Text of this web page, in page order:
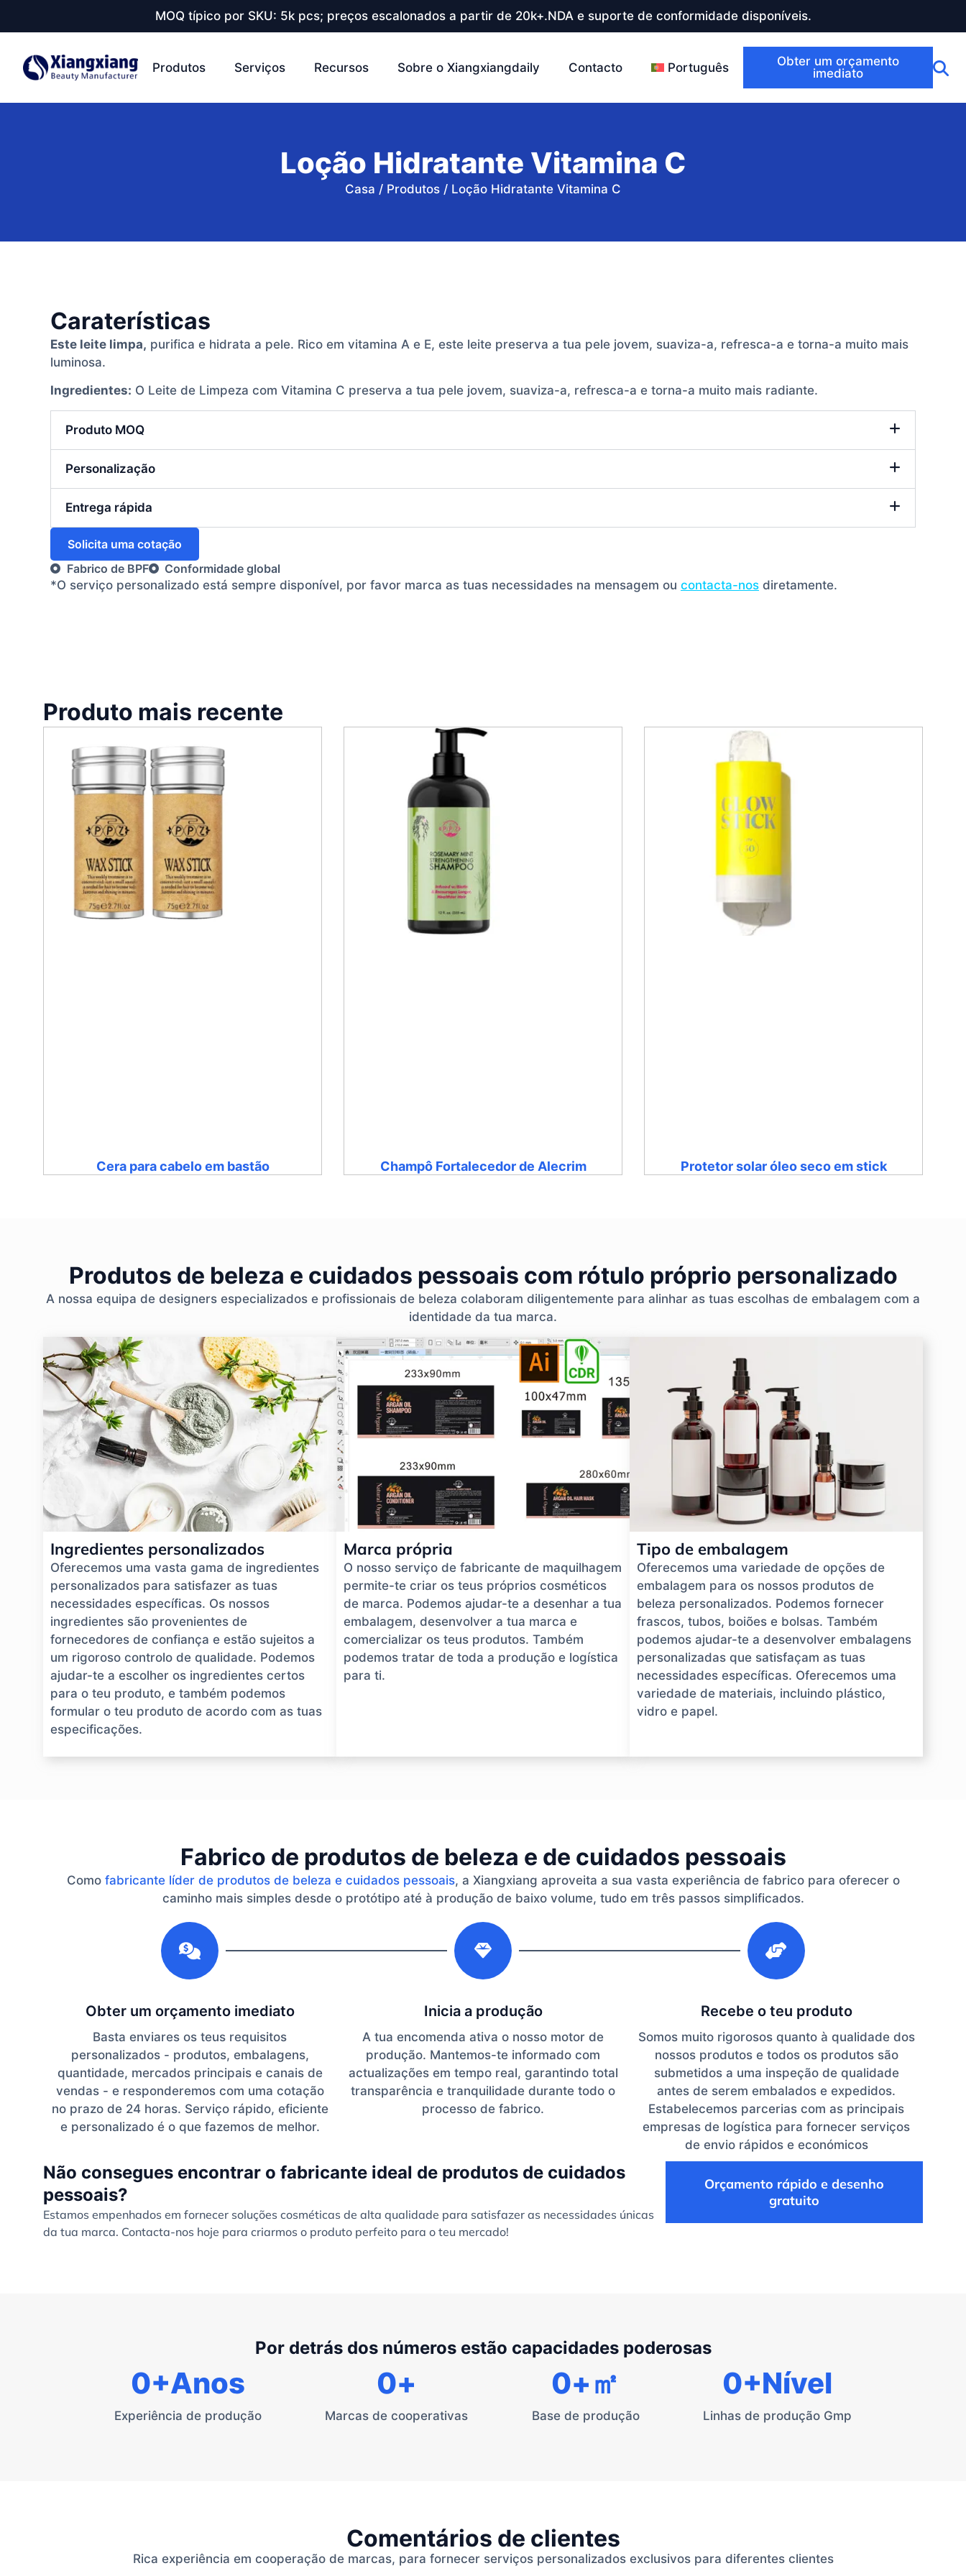
MOQ típico por SKU: 5k pcs; preços escalonados a partir de 20k+.NDA e suporte de conformidade disponíveis.
Produtos Serviços Recursos Sobre o Xiangxiangdaily Contacto Português
Obter um orçamento
imediato
Loção Hidratante Vitamina C
Casa / Produtos / Loção Hidratante Vitamina C
Caraterísticas
Este leite limpa, purifica e hidrata a pele. Rico em vitamina A e E, este leite preserva a tua pele jovem, suaviza-a, refresca-a e torna-a muito mais
luminosa.
Ingredientes: O Leite de Limpeza com Vitamina C preserva a tua pele jovem, suaviza-a, refresca-a e torna-a muito mais radiante.
Produto MOQ
Personalização
Entrega rápida
Solicita uma cotação
Fabrico de BPF
Conformidade global
*O serviço personalizado está sempre disponível, por favor marca as tuas necessidades na mensagem ou contacta-nos diretamente.
Produto mais recente
Cera para cabelo em bastão Champô Fortalecedor de Alecrim Protetor solar óleo seco em stick
Produtos de beleza e cuidados pessoais com rótulo próprio personalizado
A nossa equipa de designers especializados e profissionais de beleza colaboram diligentemente para alinhar as tuas escolhas de embalagem com a
identidade da tua marca.
Ingredientes personalizados
Oferecemos uma vasta gama de ingredientes
personalizados para satisfazer as tuas
necessidades específicas. Os nossos
ingredientes são provenientes de
fornecedores de confiança e estão sujeitos a
um rigoroso controlo de qualidade. Podemos
ajudar-te a escolher os ingredientes certos
para o teu produto, e também podemos
formular o teu produto de acordo com as tuas
especificações.
Marca própria
O nosso serviço de fabricante de maquilhagem
permite-te criar os teus próprios cosméticos
de marca. Podemos ajudar-te a desenhar a tua
embalagem, desenvolver a tua marca e
comercializar os teus produtos. Também
podemos tratar de toda a produção e logística
para ti.
Tipo de embalagem
Oferecemos uma variedade de opções de
embalagem para os nossos produtos de
beleza personalizados. Podemos fornecer
frascos, tubos, boiões e bolsas. Também
podemos ajudar-te a desenvolver embalagens
personalizadas que satisfaçam as tuas
necessidades específicas. Oferecemos uma
variedade de materiais, incluindo plástico,
vidro e papel.
Fabrico de produtos de beleza e de cuidados pessoais
Como fabricante líder de produtos de beleza e cuidados pessoais, a Xiangxiang aproveita a sua vasta experiência de fabrico para oferecer o
caminho mais simples desde o protótipo até à produção de baixo volume, tudo em três passos simplificados.
Obter um orçamento imediato
Basta enviares os teus requisitos
personalizados - produtos, embalagens,
quantidade, mercados principais e canais de
vendas - e responderemos com uma cotação
no prazo de 24 horas. Serviço rápido, eficiente
e personalizado é o que fazemos de melhor.
Inicia a produção
A tua encomenda ativa o nosso motor de
produção. Mantemos-te informado com
actualizações em tempo real, garantindo total
transparência e tranquilidade durante todo o
processo de fabrico.
Recebe o teu produto
Somos muito rigorosos quanto à qualidade dos
nossos produtos e todos os produtos são
submetidos a uma inspeção de qualidade
antes de serem embalados e expedidos.
Estabelecemos parcerias com as principais
empresas de logística para fornecer serviços
de envio rápidos e económicos
Não consegues encontrar o fabricante ideal de produtos de cuidados
pessoais?
Estamos empenhados em fornecer soluções cosméticas de alta qualidade para satisfazer as necessidades únicas
da tua marca. Contacta-nos hoje para criarmos o produto perfeito para o teu mercado!
Orçamento rápido e desenho
gratuito
Por detrás dos números estão capacidades poderosas
Experiência de produção
0+Anos
Marcas de cooperativas
0+
Base de produção
0+㎡
Linhas de produção Gmp
0+Nível
Comentários de clientes
Rica experiência em cooperação de marcas, para fornecer serviços personalizados exclusivos para diferentes clientes